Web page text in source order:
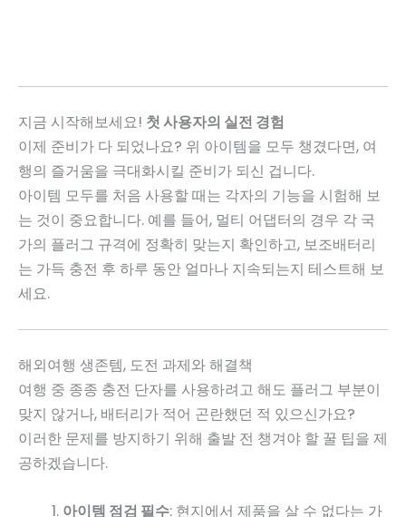
지금 시작해보세요! 첫 사용자의 실전 경험
이제 준비가 다 되었나요? 위 아이템을 모두 챙겼다면, 여
행의 즐거움을 극대화시킬 준비가 되신 겁니다.
아이템 모두를 처음 사용할 때는 각자의 기능을 시험해 보
는 것이 중요합니다. 예를 들어, 멀티 어댑터의 경우 각 국
가의 플러그 규격에 정확히 맞는지 확인하고, 보조배터리
는 가득 충전 후 하루 동안 얼마나 지속되는지 테스트해 보
세요.
해외여행 생존템, 도전 과제와 해결책
여행 중 종종 충전 단자를 사용하려고 해도 플러그 부분이
맞지 않거나, 배터리가 적어 곤란했던 적 있으신가요?
이러한 문제를 방지하기 위해 출발 전 챙겨야 할 꿀 팁을 제
공하겠습니다.
아이템 점검 필수: 현지에서 제품을 살 수 없다는 가